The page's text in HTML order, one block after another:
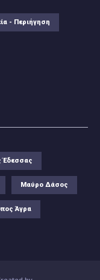
- Περιήγηση
Έδεσσας
Μαύρο Δάσος
Άγρα